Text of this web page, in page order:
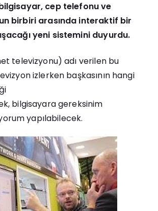
cep telefonu ve
birbiri arasında interaktif bir
yeni sistemini duyurdu.
televizyonu) adı verilen bu
izlerken başkasının hangi
bilgisayara gereksinim
yapılabilecek.